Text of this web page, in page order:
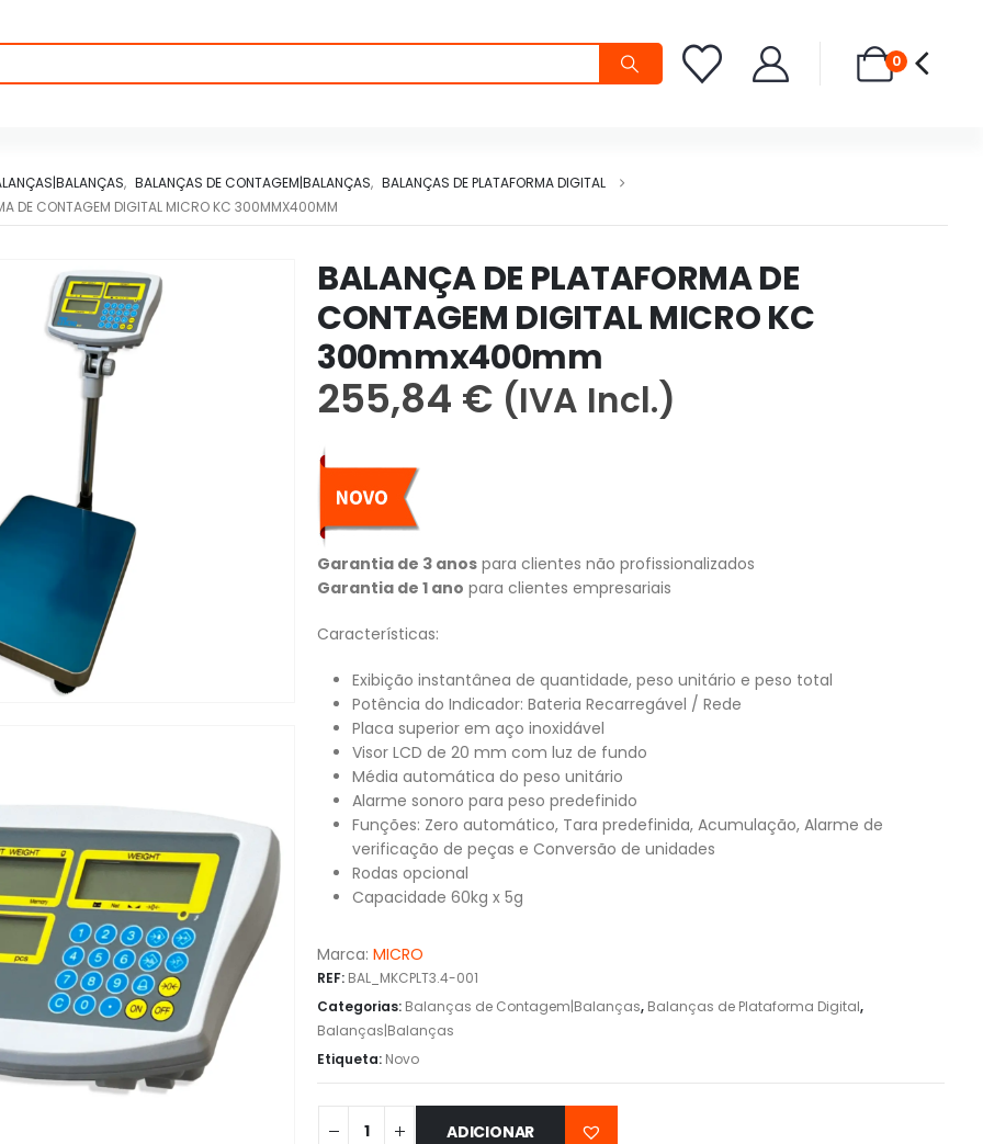
0
, BALANÇAS DE CONTAGEM|BALANÇAS, BALANÇAS DE PLATAFORMA DIGITAL
DE CONTAGEM DIGITAL MICRO KC 300MMX400MM
BALANÇA DE PLATAFORMA DE
CONTAGEM DIGITAL MICRO KC
300mmx400mm
255,84 € (IVA Incl.)
Garantia de 3 anos para clientes não profissionalizados
Garantia de 1 ano para clientes empresariais
Características:
Exibição instantânea de quantidade, peso unitário e peso total
Potência do Indicador: Bateria Recarregável / Rede
Placa superior em aço inoxidável
Visor LCD de 20 mm com luz de fundo
Média automática do peso unitário
Alarme sonoro para peso predefinido
Funções: Zero automático, Tara predefinida, Acumulação, Alarme de
verificação de peças e Conversão de unidades
Rodas opcional
Capacidade 60kg x 5g
Marca: MICRO
REF: BAL_MKCPLT3.4-001
Categorias: Balanças de Contagem|Balanças, Balanças de Plataforma Digital,
Balanças|Balanças
Etiqueta: Novo
ADICIONAR